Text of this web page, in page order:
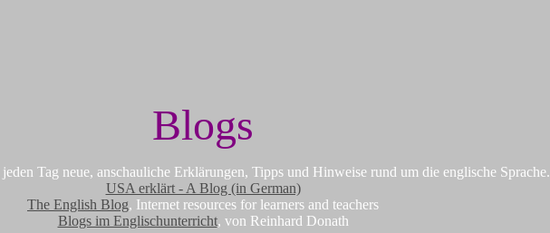
Blogs
Tag neue, anschauliche Erklärungen, Tipps und Hinweise rund um die englische Sprache.
USA erklärt - A Blog (in German)
The English Blog, Internet resources for learners and teachers
Blogs im Englischunterricht, von Reinhard Donath